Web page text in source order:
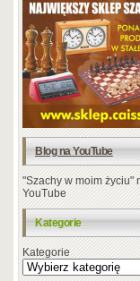
Blog na YouTube
"Szachy w moim życiu"
YouTube
Kategorie
Kategorie